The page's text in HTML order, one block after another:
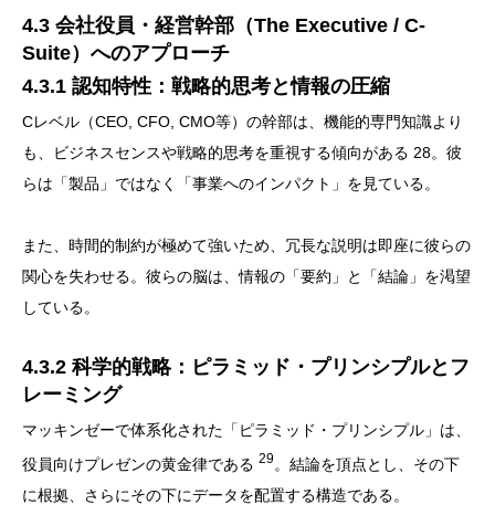
4.3 会社役員・経営幹部（The Executive / C-
Suite）へのアプローチ
4.3.1 認知特性：戦略的思考と情報の圧縮
Cレベル（CEO, CFO, CMO等）の幹部は、機能的専門知識より
も、ビジネスセンスや戦略的思考を重視する傾向がある 28。彼
らは「製品」ではなく「事業へのインパクト」を見ている。
また、時間的制約が極めて強いため、冗長な説明は即座に彼らの
関心を失わせる。彼らの脳は、情報の「要約」と「結論」を渇望
している。
4.3.2 科学的戦略：ピラミッド・プリンシプルとフ
レーミング
マッキンゼーで体系化された「ピラミッド・プリンシプル」は、
役員向けプレゼンの黄金律である 29。結論を頂点とし、その下
に根拠、さらにその下にデータを配置する構造である。